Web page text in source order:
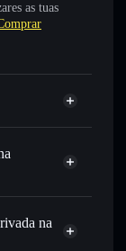
as tuas
por SOL,
na